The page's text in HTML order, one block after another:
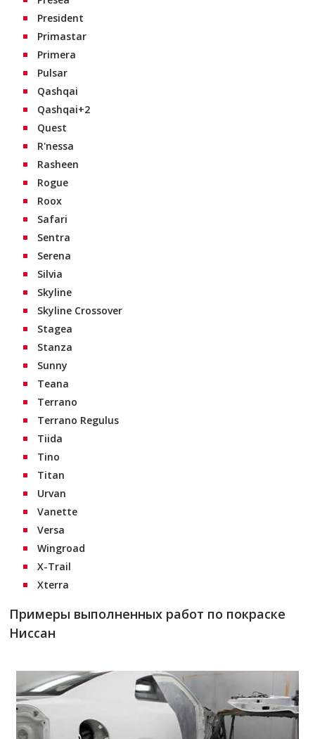
President
Primastar
Primera
Pulsar
Qashqai
Qashqai+2
Quest
R'nessa
Rasheen
Rogue
Roox
Safari
Sentra
Serena
Silvia
Skyline
Skyline Crossover
Stagea
Stanza
Sunny
Teana
Terrano
Terrano Regulus
Tiida
Tino
Titan
Urvan
Vanette
Versa
Wingroad
X-Trail
Xterra
Примеры выполненных работ по покраске
Ниссан